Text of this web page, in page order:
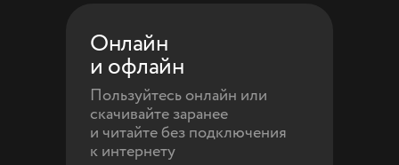
Онлайн
и офлайн
Пользуйтесь онлайн или
скачивайте заранее
и читайте без подключения
к интернету